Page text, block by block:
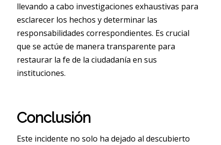
llevando a cabo investigaciones exhaustivas para
esclarecer los hechos y determinar las
responsabilidades correspondientes. Es crucial
que se actúe de manera transparente para
restaurar la fe de la ciudadanía en sus
instituciones.
Conclusión
Este incidente no solo ha dejado al descubierto